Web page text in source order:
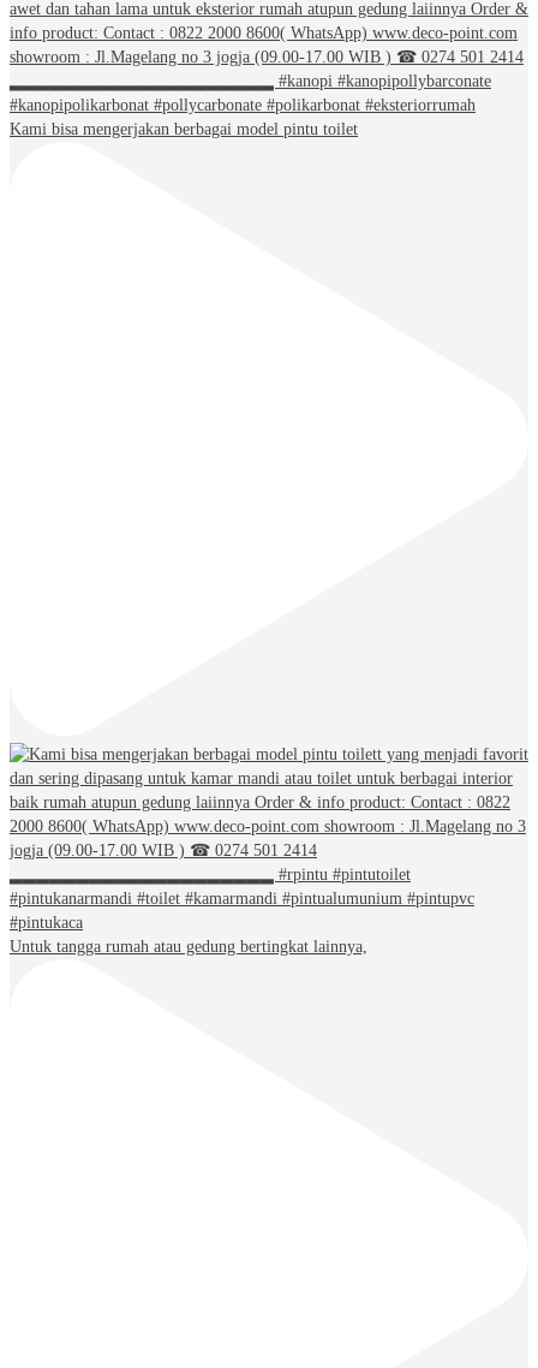
Kami bisa mengerjakan berbagai model pintu toilet
Untuk tangga rumah atau gedung bertingkat lainnya,